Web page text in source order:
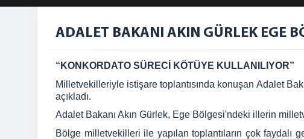
ADALET BAKANI AKIN GÜRLEK EGE
“KONKORDATO SÜRECİ KÖTÜYE KULLANILIYOR”
Milletvekilleriyle istişare toplantısında konuşan Adalet
açıkladı.
Adalet Bakanı Akın Gürlek, Ege Bölgesi'ndeki illerin
Bölge milletvekilleri ile yapılan toplantıların çok faydalı